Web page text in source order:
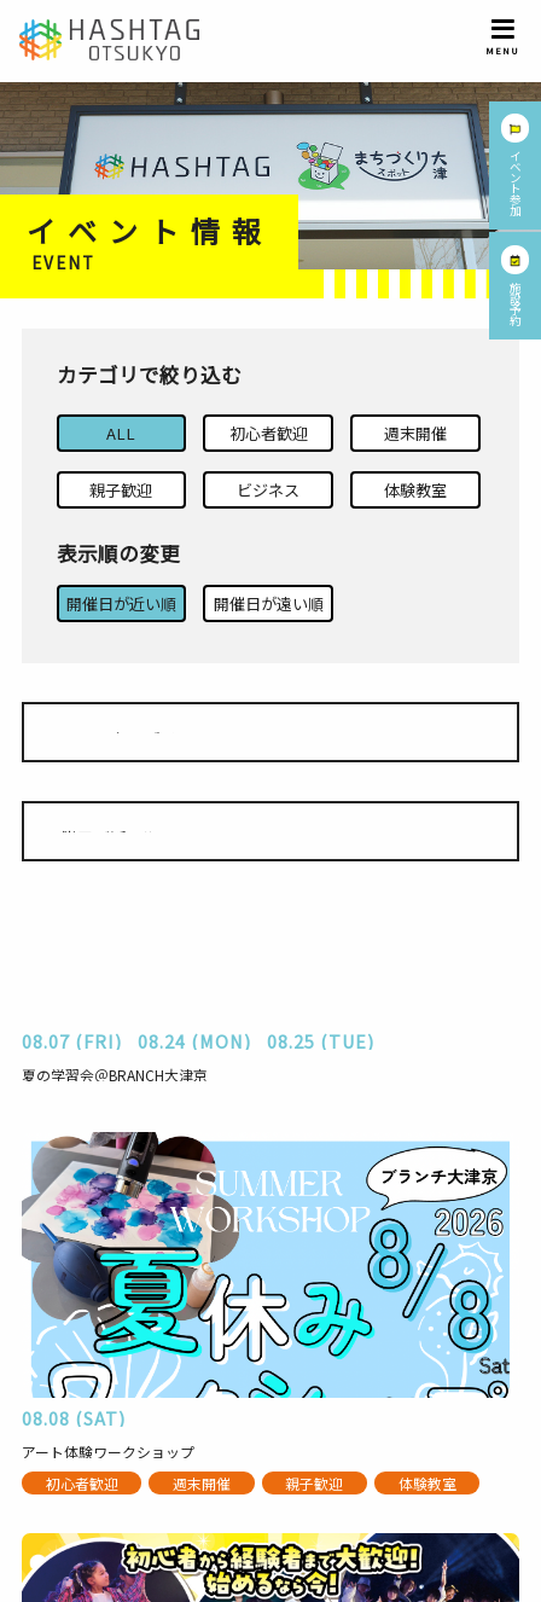
イベント情報
EVENT
カテゴリで絞り込む
ALL 初心者歓迎 週末開催
親子歓迎 ビジネス 体験教室
表示順の変更
開催日が近い順 開催日が遠い順
08.07 (FRI) 08.24 (MON) 08.25 (TUE)
夏の学習会＠BRANCH大津京
08.08 (SAT)
アート体験ワークショップ
初心者歓迎
週末開催 親子歓迎 体験教室
イ
ベ
ン
ト
参
加
施
設
予
約